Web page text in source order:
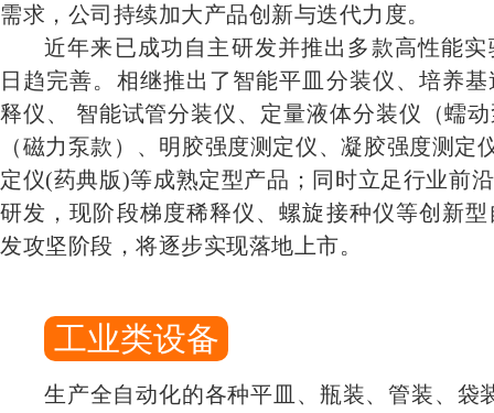
需求，公司持续加大产品创新与迭代力度。
近年来已成功自主研发并推出多款高性能
日趋完善。相继推出了智能平皿分装仪、培养
释仪、 智能试管分装仪、定量液体分装仪（蠕
（磁力泵款）、明胶强度测定仪、凝胶强度测定
定仪(药典版)等成熟定型产品；同时立足行业前
研发，现阶段梯度稀释仪、螺旋接种仪等创新
发攻坚阶段，将逐步实现落地上市。
工业类设备
生产全自动化的各种平皿、瓶装、管装、